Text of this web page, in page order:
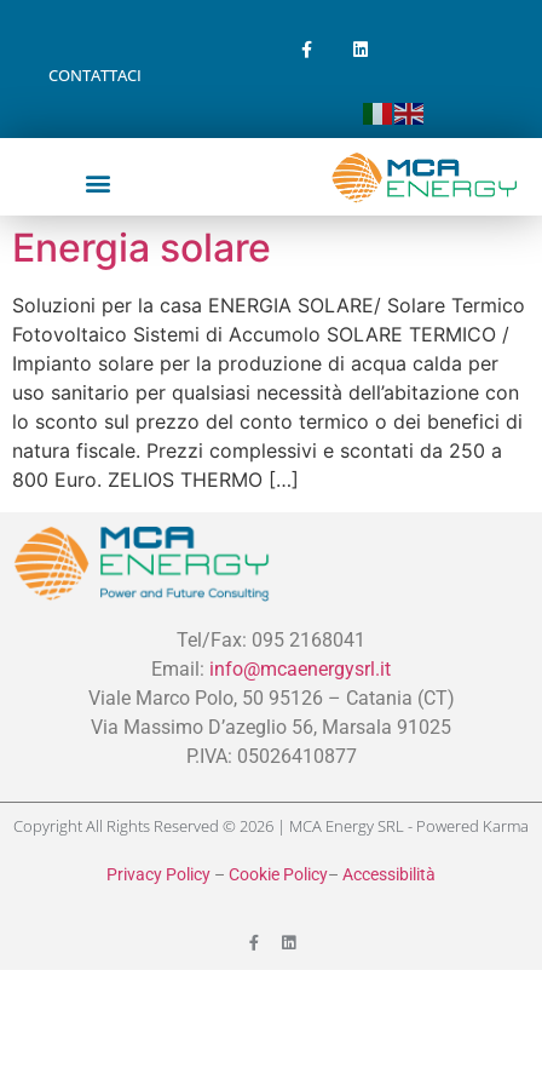
CONTATTACI
Energia solare
Soluzioni per la casa ENERGIA SOLARE/ Solare Termico
Fotovoltaico Sistemi di Accumolo SOLARE TERMICO /
Impianto solare per la produzione di acqua calda per
uso sanitario per qualsiasi necessità dell’abitazione con
lo sconto sul prezzo del conto termico o dei benefici di
natura fiscale. Prezzi complessivi e scontati da 250 a
800 Euro. ZELIOS THERMO […]
Tel/Fax: 095 2168041
Email: info@mcaenergysrl.it
Viale Marco Polo, 50 95126 – Catania (CT)
Via Massimo D’azeglio 56, Marsala 91025
P.IVA: 05026410877
Copyright All Rights Reserved © 2026 | MCA Energy SRL - Powered Karma
Privacy Policy – Cookie Policy– Accessibilità